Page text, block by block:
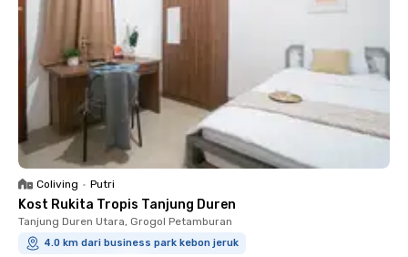
Coliving • Putri
Kost Rukita Tropis Tanjung Duren
Tanjung Duren Utara, Grogol Petamburan
4.0 km dari business park kebon jeruk